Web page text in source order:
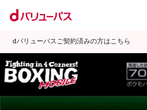
dバリューパスご契約済みの方はこちら